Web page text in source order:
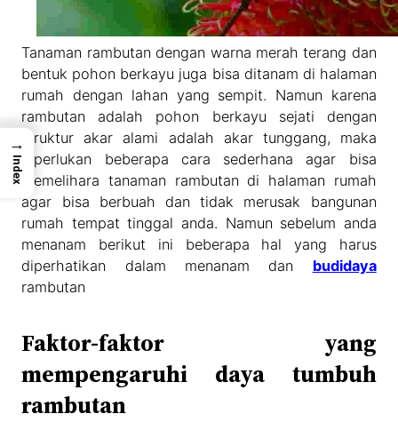
Tanaman rambutan dengan warna merah terang dan
bentuk pohon berkayu juga bisa ditanam di halaman
rumah dengan lahan yang sempit. Namun karena
rambutan adalah pohon berkayu sejati dengan
struktur akar alami adalah akar tunggang, maka
diperlukan beberapa cara sederhana agar bisa
memelihara tanaman rambutan di halaman rumah
agar bisa berbuah dan tidak merusak bangunan
rumah tempat tinggal anda. Namun sebelum anda
menanam berikut ini beberapa hal yang harus
diperhatikan dalam menanam dan budidaya
rambutan
Faktor-faktor yang
mempengaruhi daya tumbuh
rambutan
→
Index